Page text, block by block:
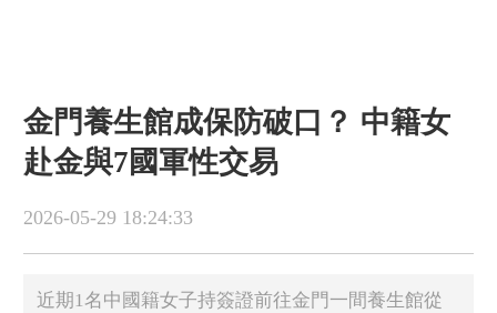
金門養生館成保防破口？ 中籍女
赴金與7國軍性交易
2026-05-29 18:24:33
近期1名中國籍女子持簽證前往金門一間養生館從